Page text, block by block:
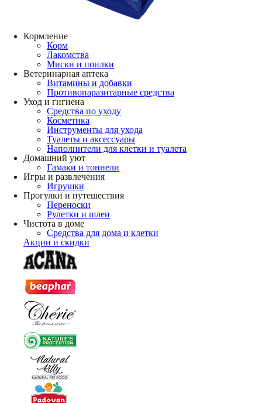
Кормление
Корм
Лакомства
Миски и поилки
Ветеринарная аптека
Витамины и добавки
Противопаразитарные средства
Уход и гигиена
Средства по уходу
Косметика
Инструменты для ухода
Туалеты и аксессуары
Наполнители для клетки и туалета
Домашний уют
Гамаки и тоннели
Игры и развлечения
Игрушки
Прогулки и путешествия
Переноски
Рулетки и шлеи
Чистота в доме
Средства для дома и клетки
Акции и скидки